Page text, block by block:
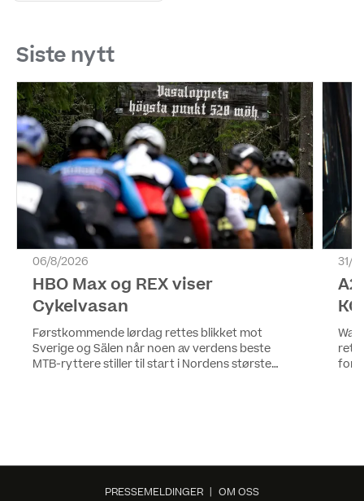
Siste nytt
06/8/2026
HBO Max og REX viser
Cykelvasan
Førstkommende lørdag rettes blikket mot
Sverige og Sälen når noen av verdens beste
MTB-ryttere stiller til start i Nordens største
31/
for
PRESSEMELDINGER | OM OSS